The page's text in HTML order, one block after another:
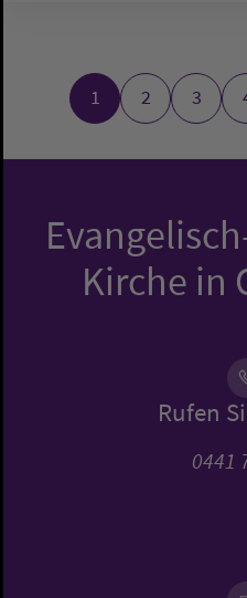
1 2 3
Kirche in
Rufen
0441